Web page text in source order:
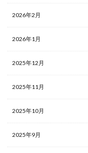
2026年2月
2026年1月
2025年12月
2025年11月
2025年10月
2025年9月